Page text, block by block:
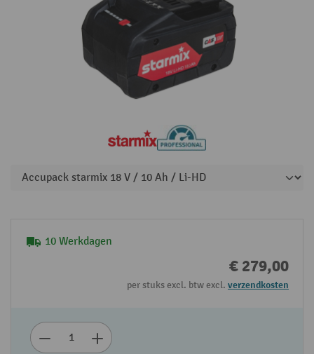
10 Werkdagen
€ 279,00
per stuks excl. btw excl. verzendkosten